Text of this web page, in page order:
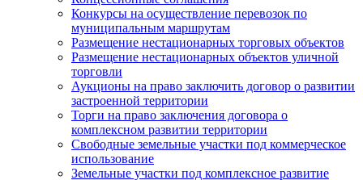
Конкурсы на осуществление перевозок по
муниципальным маршрутам
Размещение нестационарных торговых объектов
Размещение нестационарных объектов уличной
торговли
Аукционы на право заключить договор о развитии
застроенной территории
Торги на право заключения договора о
комплексном развитии территории
Свободные земельные участки под коммерческое
использование
Земельные участки под комплексное развитие